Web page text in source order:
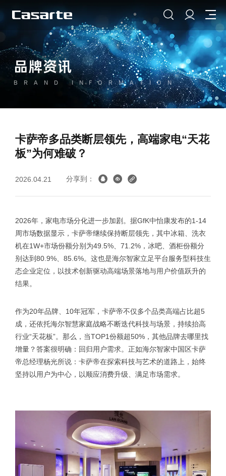
品牌资讯
BRAND INFORMATION
卡萨帝多品类断层领先，高端家电“天花
板”为何难破？
2026.04.21 分享到：
2026年，家电市场分化进一步加剧。据GfK中怡康发布的1-14
周市场数据显示，卡萨帝继续保持断层领先，其中冰箱、洗衣
机在1W+市场份额分别为49.5%、71.2%，冰吧、酒柜份额分
别达到80.9%、85.6%。这也是海尔智家立足平台服务型科技生
态企业定位，以技术创新驱动高端场景落地与用户价值跃升的
结果。
作为20年品牌、10年冠军，卡萨帝不仅多个品类高端占比超5
成，还依托海尔智慧家庭战略不断迭代科技与场景，持续抬高
行业“天花板”。那么，当TOP1份额超50%，其他品牌去哪里找
增量？答案很明确：回归用户需求。正如海尔智家中国区卡萨
帝总经理杨光所说：卡萨帝在探索科技与艺术的道路上，始终
坚持以用户为中心，以顺应消费升级、满足市场需求。